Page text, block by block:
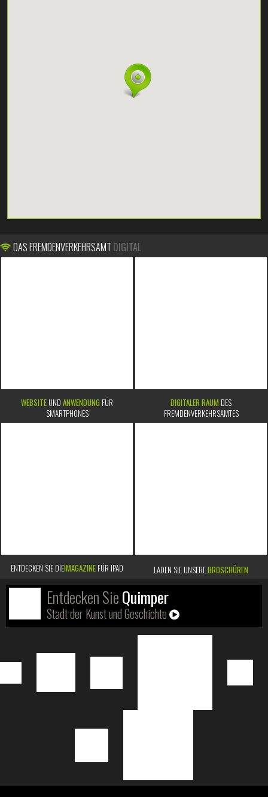
DAS FREMDENVERKEHRSAMT DIGITAL
WEBSITE UND ANWENDUNG FÜR
SMARTPHONES
DIGITALER RAUM DES
FREMDENVERKEHRSAMTES
ENTDECKEN SIE DIEIMAGAZINE FÜR IPAD LADEN SIE UNSEREBROSCHÜREN
Entdecken SieQuimper
Stadt der Kunst und Geschichte